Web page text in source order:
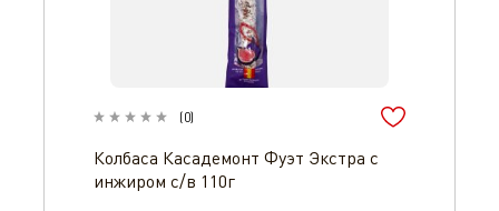
(0)
Колбаса Касадемонт Фуэт Экстра c
инжиром с/в 110г